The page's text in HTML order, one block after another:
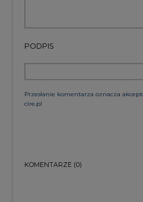
PODPIS
Przesłanie komentarza oznacza
cire.pl
KOMENTARZE (0)